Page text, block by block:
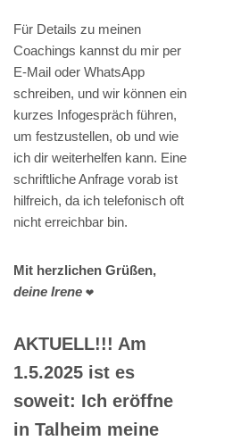
Für Details zu meinen
Coachings kannst du mir per
E-Mail oder WhatsApp
schreiben, und wir können ein
kurzes Infogespräch führen,
um festzustellen, ob und wie
ich dir weiterhelfen kann. Eine
schriftliche Anfrage vorab ist
hilfreich, da ich telefonisch oft
nicht erreichbar bin.
Mit herzlichen Grüßen,
deine Irene ❤️
AKTUELL!!! Am
1.5.2025 ist es
soweit: Ich eröffne
in Talheim meine